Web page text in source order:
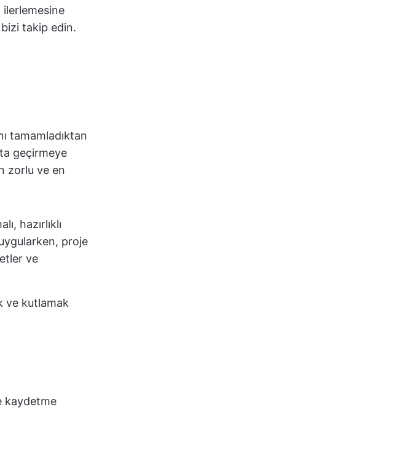
takip edin.
tamamladıktan
geçirmeye
zorlu ve en
hazırlıklı
proje
ve
ve kutlamak
kaydetme